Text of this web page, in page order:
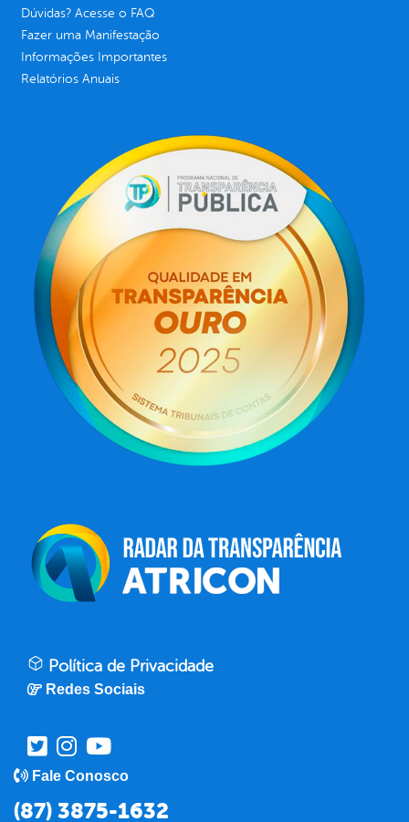
Dúvidas? Acesse o FAQ
Fazer uma Manifestação
Informações Importantes
Relatórios Anuais
Política de Privacidade
Redes Sociais
Fale Conosco
(87) 3875-1632